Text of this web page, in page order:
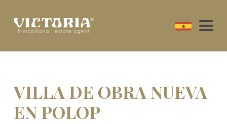
VILLA DE OBRA NUEVA
EN POLOP